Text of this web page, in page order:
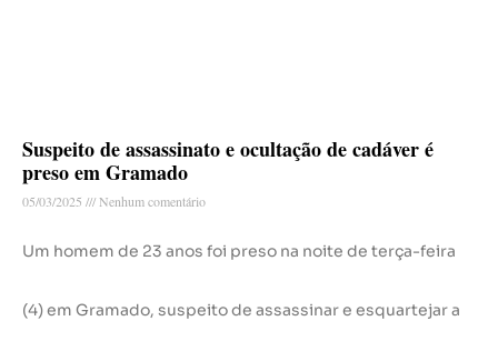
Suspeito de assassinato e ocultação de cadáver é
preso em Gramado
05/03/2025 Nenhum comentário
Um homem de 23 anos foi preso na noite de terça-feira
(4) em Gramado, suspeito de assassinar e esquartejar a